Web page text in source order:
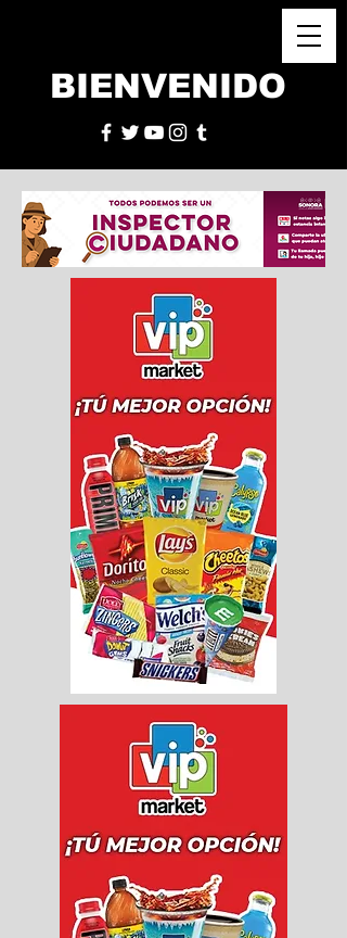
BIENVENIDO